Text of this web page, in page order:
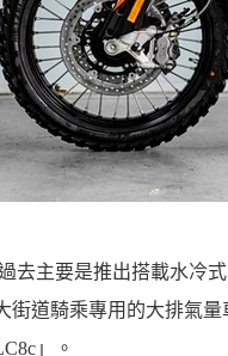
去主要是推出搭載水冷
街道騎乘專用的大排氣
」。